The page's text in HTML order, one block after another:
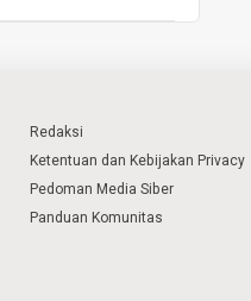
Redaksi
Ketentuan dan Kebijakan Privacy
Pedoman Media Siber
Panduan Komunitas